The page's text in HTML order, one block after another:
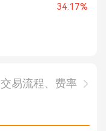
34.17%
交易流程、费率